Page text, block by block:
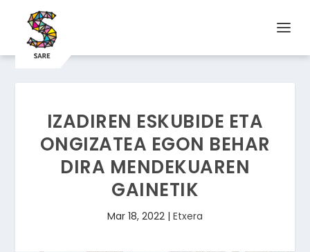
IZADIREN ESKUBIDE ETA
ONGIZATEA EGON BEHAR
DIRA MENDEKUAREN
GAINETIK
Mar 18, 2022 | Etxera